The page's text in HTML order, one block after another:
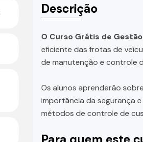
Descrição
O Curso Grátis de
eficiente das frotas de
de manutenção e controle
Os alunos aprenderão
importância da segurança
métodos de controle de